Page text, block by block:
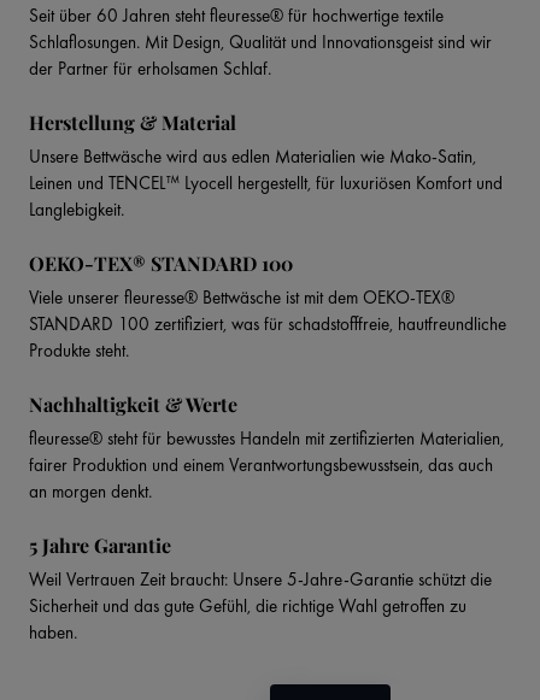
Seit über 60 Jahren steht fleuresse® für hochwertige textile
Schlaflosungen. Mit Design, Qualität und Innovationsgeist sind wir
der Partner für erholsamen Schlaf.
Herstellung & Material
Unsere Bettwäsche wird aus edlen Materialien wie Mako-Satin,
Leinen und TENCEL™ Lyocell hergestellt, für luxuriösen Komfort und
Langlebigkeit.
OEKO-TEX® STANDARD 100
Viele unserer fleuresse® Bettwäsche ist mit dem OEKO-TEX®
STANDARD 100 zertifiziert, was für schadstofffreie, hautfreundliche
Produkte steht.
Nachhaltigkeit & Werte
fleuresse® steht für bewusstes Handeln mit zertifizierten Materialien,
fairer Produktion und einem Verantwortungsbewusstsein, das auch
an morgen denkt.
5 Jahre Garantie
Weil Vertrauen Zeit braucht: Unsere 5-Jahre-Garantie schützt die
Sicherheit und das gute Gefühl, die richtige Wahl getroffen zu
haben.